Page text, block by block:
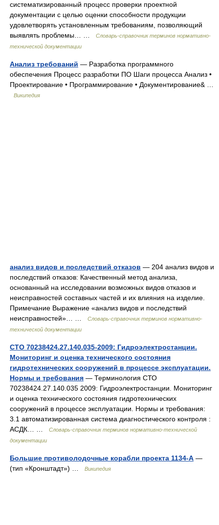
систематизированный процесс проверки проектной
документации с целью оценки способности продукции
удовлетворять установленным требованиям, позволяющий
выявлять проблемы… …
Словарь-справочник терминов нормативно-
технической документации
Анализ требований — Разработка программного
обеспечения Процесс разработки ПО Шаги процесса Анализ •
Проектирование • Программирование • Документирование& …
Википедия
анализ видов и последствий отказов — 204 анализ видов и
последствий отказов: Качественный метод анализа,
основанный на исследовании возможных видов отказов и
неисправностей составных частей и их влияния на изделие.
Примечание Выражение «анализ видов и последствий
неисправностей»… …
Словарь-справочник терминов нормативно-
технической документации
СТО 70238424.27.140.035-2009: Гидроэлектростанции.
Мониторинг и оценка технического состояния
гидротехнических сооружений в процессе эксплуатации.
Нормы и требования — Терминология СТО
70238424.27.140.035 2009: Гидроэлектростанции. Мониторинг
и оценка технического состояния гидротехнических
сооружений в процессе эксплуатации. Нормы и требования:
3.1 автоматизированная система диагностического контроля :
АСДК… …
Словарь-справочник терминов нормативно-технической
документации
Большие противолодочные корабли проекта 1134-А —
(тип «Кронштадт») …
Википедия